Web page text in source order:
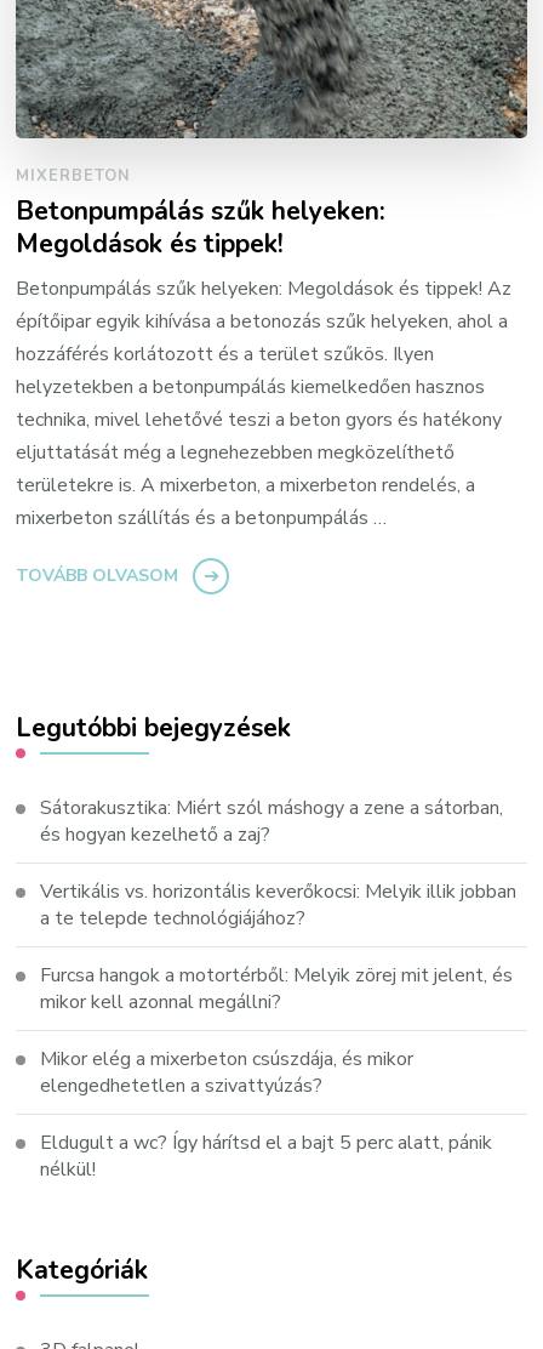
MIXERBETON
Betonpumpálás szűk helyeken:
Megoldások és tippek!
Betonpumpálás szűk helyeken: Megoldások és tippek! Az
építőipar egyik kihívása a betonozás szűk helyeken, ahol a
hozzáférés korlátozott és a terület szűkös. Ilyen
helyzetekben a betonpumpálás kiemelkedően hasznos
technika, mivel lehetővé teszi a beton gyors és hatékony
eljuttatását még a legnehezebben megközelíthető
területekre is. A mixerbeton, a mixerbeton rendelés, a
mixerbeton szállítás és a betonpumpálás …
TOVÁBB OLVASOM
Legutóbbi bejegyzések
Sátorakusztika: Miért szól máshogy a zene a sátorban,
és hogyan kezelhető a zaj?
Vertikális vs. horizontális keverőkocsi: Melyik illik jobban
a te telepde technológiájához?
Furcsa hangok a motortérből: Melyik zörej mit jelent, és
mikor kell azonnal megállni?
Mikor elég a mixerbeton csúszdája, és mikor
elengedhetetlen a szivattyúzás?
Eldugult a wc? Így hárítsd el a bajt 5 perc alatt, pánik
nélkül!
Kategóriák